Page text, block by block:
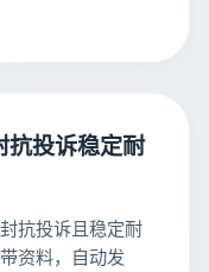
抗投诉稳定耐
抗投诉且稳定耐
资料，自动发